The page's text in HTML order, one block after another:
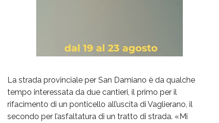
La strada provinciale per San Damiano è da qualche
tempo interessata da due cantieri, il primo per il
rifacimento di un ponticello all’uscita di Vaglierano, il
secondo per l’asfaltatura di un tratto di strada. «Mi